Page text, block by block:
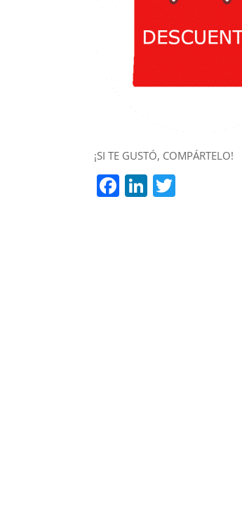
¡SI TE GUSTÓ, COMPÁRTELO!
Facebook
LinkedIn